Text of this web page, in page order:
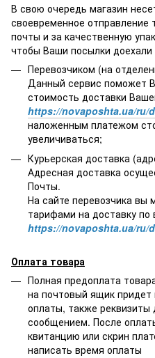
В свою очередь магазин
своевременное отправление
почты и за качественную
чтобы Ваши посылки
Перевозчиком (на
Данный сервис поможет
стоимость доставки
https://novaposhta.ua/ru/
наложенным платежом
увеличиваться;
Курьерская доставка
Адресная доставка
Почты.
На сайте перевозчика вы
тарифами на доставку
https://novaposhta.ua/ru/
Оплата товара
Полная предоплата
на почтовый ящик
оплаты, также реквизиты
сообщением. После
квитанцию или скрин
написать время оплаты